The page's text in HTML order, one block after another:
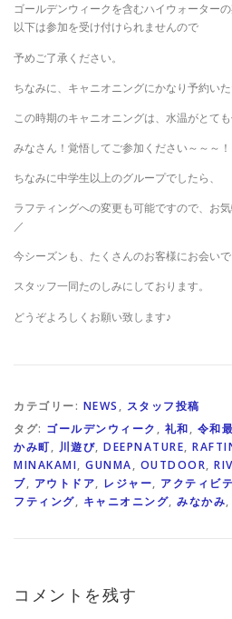
ゴールデンウィークを含むハイウォーター
以下は参加を受け付けられませんので
予めご了承ください。
ちなみに、キャニオニングにかなり予約い
この時期のキャニオニングは、水温がとて
みなさん！覚悟してご参加ください～～～！
ちなみに中学生以上のグループでしたら、
ラフティングへの変更も可能ですので、お
／
今シーズンも、たくさんのお客様にお会い
スタッフ一同たのしみにしております。
どうぞよろしくお願い致します♪
カテゴリー: NEWS , スタッフ投稿
タグ: ゴールデンウィーク , 礼和, 令和
かみ町, 川遊び, DEEPNATURE,
MINAKAMI, GUNMA, OUTDOOR,
ブ, アウトドア, レジャー, アクティビ
フティング, キャニオニング, みなかみ,
コメントを残す